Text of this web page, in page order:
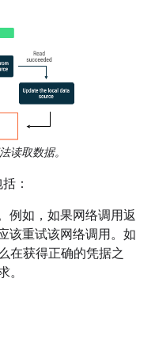
读取数据。
：
例如，如果网络调用返
该重试该网络调用。如
在获得正确的凭据之
。